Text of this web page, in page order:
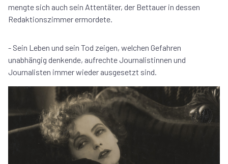
mengte sich auch sein Attentäter, der Bettauer in dessen
Redaktionszimmer ermordete.
- Sein Leben und sein Tod zeigen, welchen Gefahren
unabhängig denkende, aufrechte Journalistinnen und
Journalisten immer wieder ausgesetzt sind.